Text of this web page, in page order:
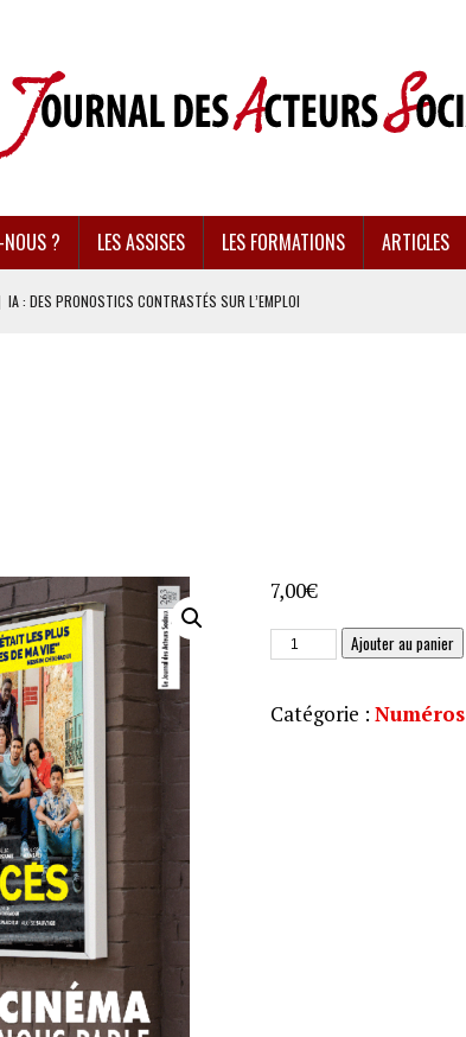
? LES ASSISES LES FORMATIONS ARTICLES
IA : DES PRONOSTICS CONTRASTÉS SUR L’EMPLOI
: UNE ÉCONOMIE DANGEREUSEMENT FRAGILISÉE
RÉCIFS CORALLIENS AU BORD DE L’EFFONDREMENT
7,00€
quantité
de
263
Ajouter au panier
Catégorie : Numéros